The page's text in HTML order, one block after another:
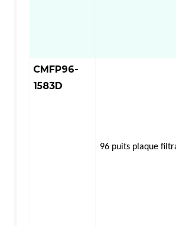
CMFP96-
1583D
96 puits plaque